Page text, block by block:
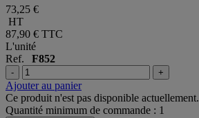
73,25 €
HT
87,90 € TTC
L'unité
Ref. F852
- +
Ajouter au panier
Ce produit n'est pas disponible actuellement.
Quantité minimum de commande : 1